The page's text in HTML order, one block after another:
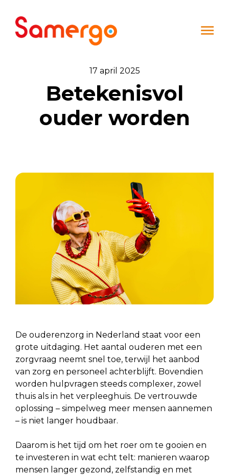
17 april 2025
Betekenisvol
ouder worden
De ouderenzorg in Nederland staat voor een
grote uitdaging. Het aantal ouderen met een
zorgvraag neemt snel toe, terwijl het aanbod
van zorg en personeel achterblijft. Bovendien
worden hulpvragen steeds complexer, zowel
thuis als in het verpleeghuis. De vertrouwde
oplossing – simpelweg meer mensen aannemen
– is niet langer houdbaar.
Daarom is het tijd om het roer om te gooien en
te investeren in wat echt telt: manieren waarop
mensen langer gezond, zelfstandig en met